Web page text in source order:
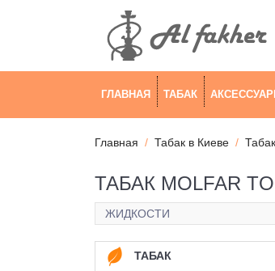
ГЛАВНАЯ ТАБАК
Главная Табак в Киеве
ТАБАК MOLFAR
ЖИДКОСТИ
ТАБАК